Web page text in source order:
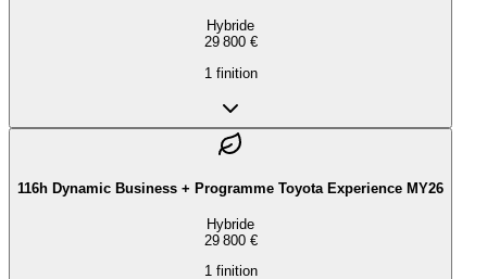
Hybride
29 800 €
1 finition
116h Dynamic Business + Programme Toyota Experience MY26
Hybride
29 800 €
1 finition